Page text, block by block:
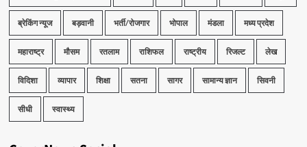
ब्रेकिंग न्यूज बड़वानी भर्ती/रोजगार भोपाल मंडला मध्य प्रदेश
महाराष्ट्र मौसम रतलाम राशिफल राष्ट्रीय रिजल्ट लेख
विदिशा व्यापार शिक्षा सतना सागर सामान्य ज्ञान सिवनी
सीधी स्वास्थ्य